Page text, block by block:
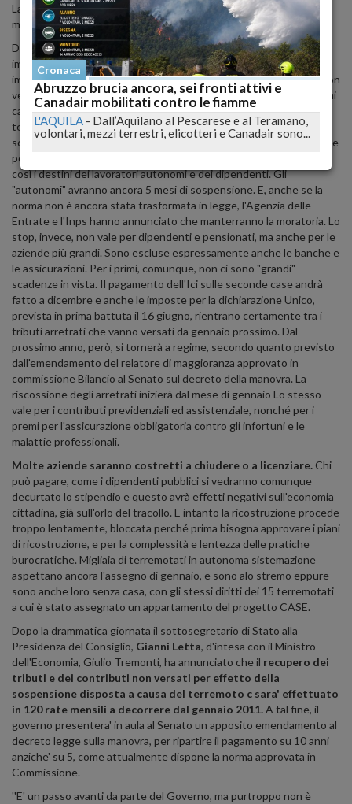
La proroga concessa sposta solo il problema e l'agonia di qualche
mese.
Dal primo luglio dipendenti e pensionati versano nuovamente le
imposte. Tutto è sospeso invece per i lavoratori autonomi e per le
imprese che hanno un volume d'affari inferiore ai 200 mila euro. Non
verseranno tributi e contributi fino al 20 dicembre 2010. Ma in ogni
caso - a differenza di quanto è successo nel passato su altri
terremoti - dal gennaio si torna a pagare, "arretrati" compresi. La
sospensione dei pagamenti annunciata dal governo per l'Abruzzo, e
poi attuata con un emendamento introdotto nella manovra, divide
così i destini dei lavoratori autonomi e dei dipendenti. Gli
"autonomi" avranno ancora 5 mesi di sospensione. E, anche se la
norma non è ancora stata trasformata in legge, l'Agenzia delle
Entrate e l'Inps hanno annunciato che manterranno la moratoria. Lo
stop, invece, non vale per dipendenti e pensionati, ma anche per le
aziende più grandi. Sono escluse espressamente anche le banche e
le assicurazioni. Per i primi, comunque, non ci sono "grandi"
scadenze in vista. Il pagamento dell'Ici sulle seconde case andrà
fatto a dicembre e anche le imposte per la dichiarazione Unico,
prevista in prima battuta il 16 giugno, rientrano certamente tra i
tributi arretrati che vanno versati da gennaio prossimo. Dal
prossimo anno, però, si tornerà a regime, secondo quanto previsto
dall'emendamento del relatore di maggioranza approvato in
commissione Bilancio al Senato sul decreto della manovra. La
riscossione degli arretrati inizierà dal mese di gennaio Lo stesso
vale per i contributi previdenziali ed assistenziale, nonché per i
premi per l'assicurazione obbligatoria contro gli infortuni e le
malattie professionali.
Molte aziende saranno costretti a chiudere o a licenziare. Chi
può pagare, come i dipendenti pubblici si vedranno comunque
decurtato lo stipendio e questo avrà effetti negativi sull'economia
cittadina, già sull'orlo del tracollo. E intanto la ricostruzione procede
troppo lentamente, bloccata perché prima bisogna approvare i piani
di ricostruzione, e per la complessità e lentezza delle pratiche
burocratiche. Migliaia di terremotati in autonoma sistemazione
aspettano ancora l'assegno di gennaio, e sono alo stremo eppure
sono anche loro senza casa, con gli stessi diritti dei 15 terremotati
a cui è stato assegnato un appartamento del progetto CASE.
Dopo la drammatica giornata il sottosegretario di Stato alla
Presidenza del Consiglio, Gianni Letta, d'intesa con il Ministro
dell'Economia, Giulio Tremonti, ha annunciato che il recupero dei
tributi e dei contributi non versati per effetto della
sospensione disposta a causa del terremoto c sara' effettuato
in 120 rate mensili a decorrere dal gennaio 2011.A tal fine, il
governo presentera' in aula al Senato un apposito emendamento al
decreto legge sulla manovra, per ripartire il pagamento su 10 anni
anziche' su 5, come attualmente dispone la norma approvata in
Commissione.
''E' un passo avanti da parte del Governo, ma purtroppo non è
Cronaca
Abruzzo brucia ancora, sei fronti attivi e
Canadair mobilitati contro le fiamme
L'AQUILA - Dall’Aquilano al Pescarese e al Teramano,
volontari, mezzi terrestri, elicotteri e Canadair sono...